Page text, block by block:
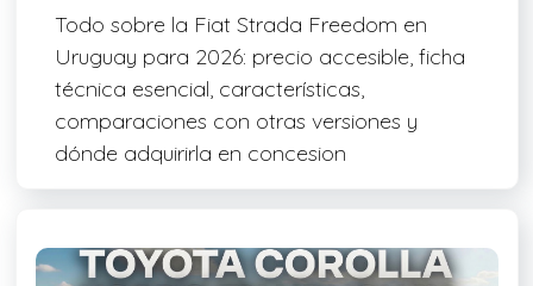
Todo sobre la Fiat Strada Freedom en
Uruguay para 2026: precio accesible, ficha
técnica esencial, características,
comparaciones con otras versiones y
dónde adquirirla en concesion